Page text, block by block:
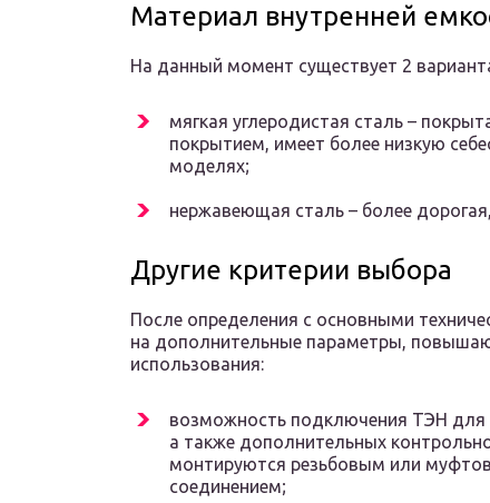
Материал внутренней
На данный момент существует 2
мягкая углеродистая сталь –
покрытием, имеет более низкую
моделях;
нержавеющая сталь – более
Другие критерии выбора
После определения с основными
на дополнительные параметры,
использования:
возможность подключения ТЭН для
а также дополнительных
монтируются резьбовым или
соединением;